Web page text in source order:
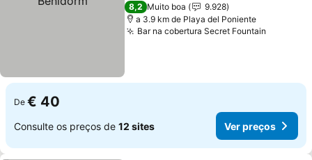
8,2 Muito boa
9.928
a 3.9 km de Playa del Poniente
Bar na cobertura Secret Fountain
De € 40
Consulte os preços de 12 sites Ver preços